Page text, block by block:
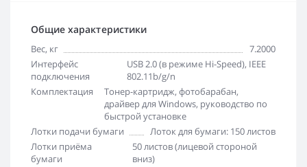
Общие характеристики
Вес, кг
7.2000
Интерфейс
подключения
USB 2.0 (в режиме Hi-Speed), IEEE
802.11b/g/n
Комплектация
Тонер-картридж, фотобарабан,
драйвер для Windows, руководство по
быстрой установке
Лотки подачи бумаги
Лоток для бумаги: 150 листов
Лотки приёма
бумаги
50 листов (лицевой стороной
вниз)